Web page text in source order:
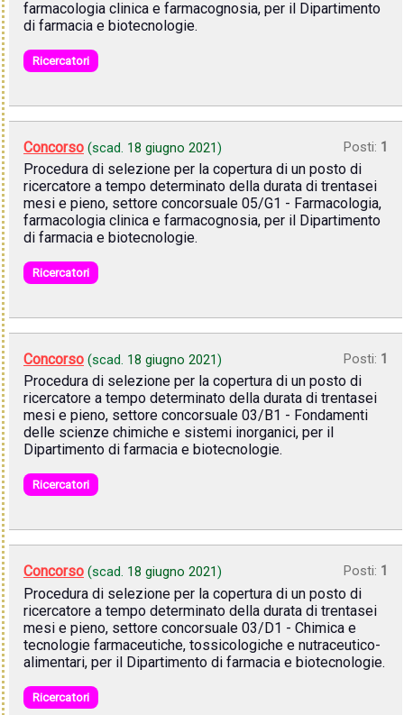
farmacologia clinica e farmacognosia, per il Dipartimento
di farmacia e biotecnologie.
Ricercatori
Concorso (scad. 18 giugno 2021) Posti: 1
Procedura di selezione per la copertura di un posto di
ricercatore a tempo determinato della durata di trentasei
mesi e pieno, settore concorsuale 05/G1 - Farmacologia,
farmacologia clinica e farmacognosia, per il Dipartimento
di farmacia e biotecnologie.
Ricercatori
Concorso (scad. 18 giugno 2021) Posti: 1
Procedura di selezione per la copertura di un posto di
ricercatore a tempo determinato della durata di trentasei
mesi e pieno, settore concorsuale 03/B1 - Fondamenti
delle scienze chimiche e sistemi inorganici, per il
Dipartimento di farmacia e biotecnologie.
Ricercatori
Concorso (scad. 18 giugno 2021) Posti: 1
Procedura di selezione per la copertura di un posto di
ricercatore a tempo determinato della durata di trentasei
mesi e pieno, settore concorsuale 03/D1 - Chimica e
tecnologie farmaceutiche, tossicologiche e nutraceutico-
alimentari, per il Dipartimento di farmacia e biotecnologie.
Ricercatori